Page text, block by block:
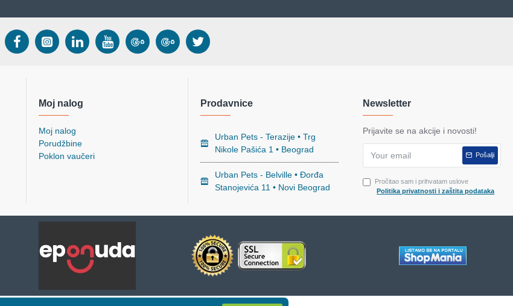
Moj nalog
Moj nalog
Porudžbine
Poklon vaučeri
Prodavnice
Urban Pets - Terazije • Trg
Nikole Pašića 1 • Beograd
Urban Pets - Belville • Đorđa
Stanojevića 11 • Novi Beograd
Newsletter
Prijavite se na akcije i novosti!
Pošalji
Pročitao sam i prihvatam uslove
Politika privatnosti i zaštita podataka